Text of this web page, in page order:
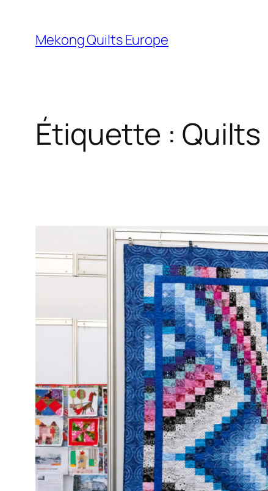
contenu
Mekong Quilts Europe
Étiquette : Quilts